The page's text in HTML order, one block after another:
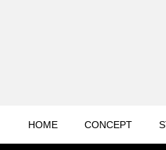
HOME CONCEPT